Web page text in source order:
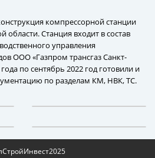
компрессорной станции
области. Станция входит в состав
управления
ООО «Газпром трансгаз Санкт-
по сентябрь 2022 год готовили и
по разделам КМ, НВК, ТС.
2025